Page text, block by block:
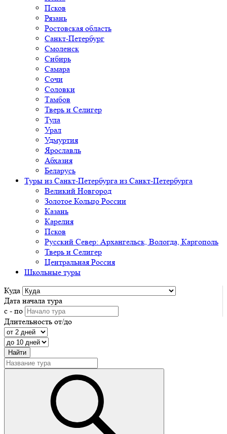
Псков
Рязань
Ростовская область
Санкт-Петербург
Смоленск
Сибирь
Самара
Сочи
Соловки
Тамбов
Тверь и Селигер
Тула
Урал
Удмуртия
Ярославль
Абхазия
Беларусь
Туры из Санкт-Петербурга из Санкт-Петербурга
Великий Новгород
Золотое Кольцо России
Казань
Карелия
Псков
Русский Север: Архангельск, Вологда, Каргополь
Тверь и Селигер
Центральная Россия
Школьные туры
Куда
Дата начала тура
с - по
Длительность от/до